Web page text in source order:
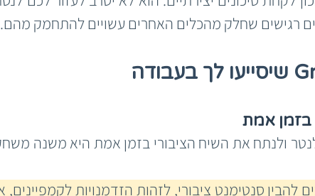
רגישים שחלק מהכלים האחרים עשויים להתחמק מהם.
בזמן אמת